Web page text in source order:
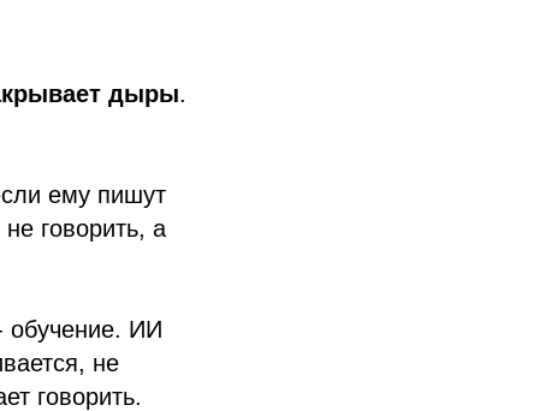
дыры.
ему пишут
говорить, а
обучение. ИИ
не
говорить.